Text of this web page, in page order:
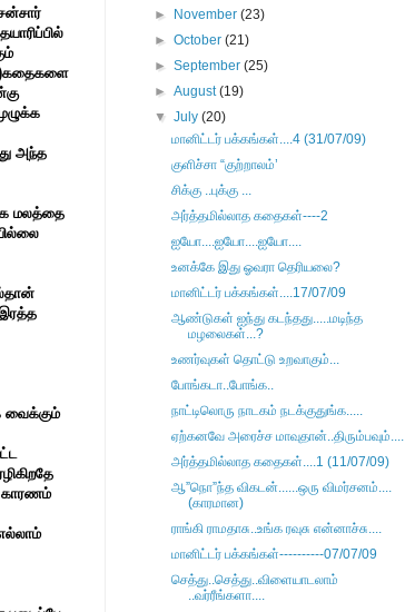
அந்த
மலத்தை
வைக்கும்
காரணம்
►
November(23)
►October(21)
►September(25)
►August(19)
▼July(20)
மானிட்டர் பக்கங்கள்....4 (31/07/09)
குளிச்சா “குற்றாலம்’
சிக்கு ..புக்கு ...
அர்த்தமில்லாத கதைகள்----2
ஐயோ....ஐயோ....ஐயோ....
உனக்கே இது ஓவரா தெரியலை?
மானிட்டர் பக்கங்கள்....17/07/09
ஆண்டுகள் ஐந்து கடந்தது.....மடிந்த
மழலைகள்...?
உணர்வுகள் தொட்டு உறவாகும்...
போங்கடா..போங்க..
நாட்டிலொரு நாடகம் நடக்குதுங்க.....
ஏற்கனவே அரைச்ச மாவுதான்..திரும்பவும்....
அர்த்தமில்லாத கதைகள்....1 (11/07/09)
ஆ”நொ”ந்த விகடன்......ஒரு விமர்சனம்....
(காரமான)
ராங்கி ராமதாசு..உங்க ரவுசு என்னாச்சு....
மானிட்டர் பக்கங்கள்----------07/07/09
செத்து..செத்து..விளையாடலாம்
..வர்ரீங்களா....